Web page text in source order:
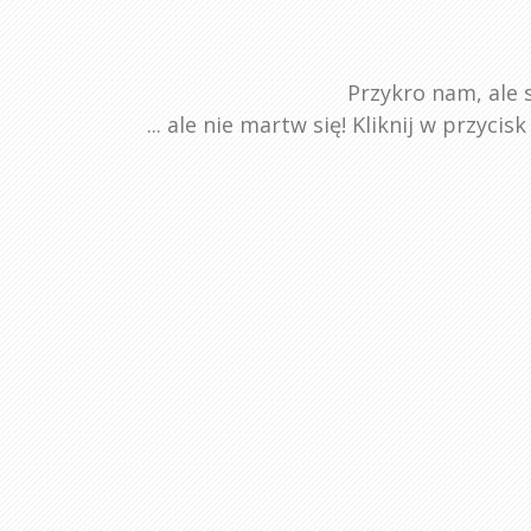
Przykro nam, ale
... ale nie martw się! Kliknij w